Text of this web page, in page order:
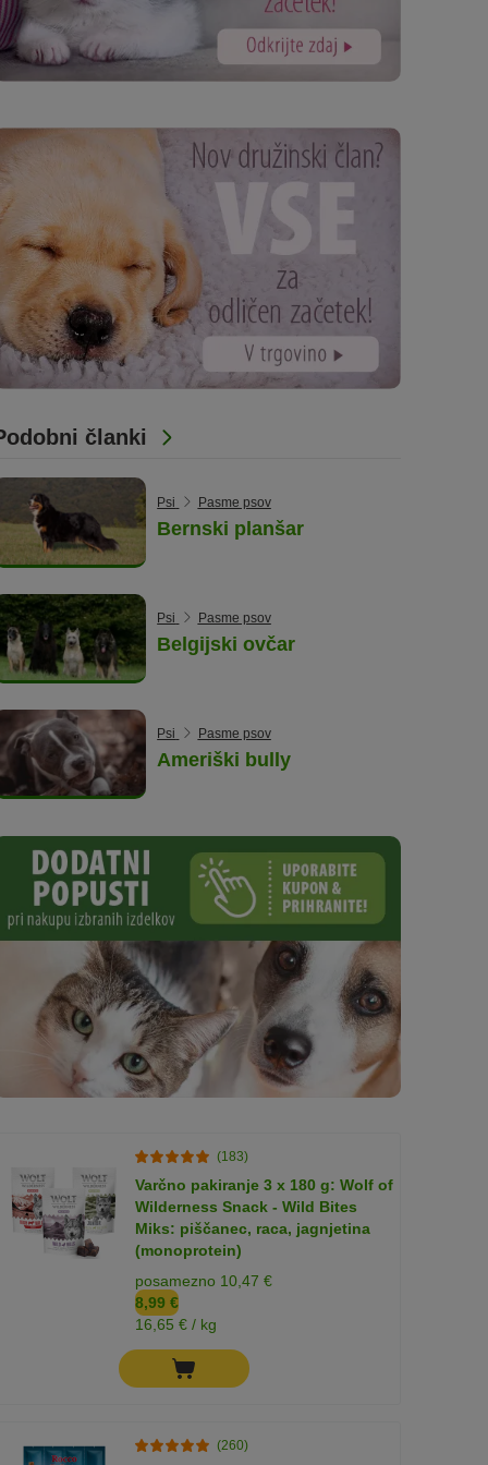
članki
Psi Pasme psov
Bernski planšar
Psi Pasme psov
Belgijski ovčar
Psi Pasme psov
Ameriški bully
(183)
Varčno pakiranje 3 x 180 g: Wolf of
Wilderness Snack - Wild Bites
Miks: piščanec, raca, jagnjetina
(monoprotein)
posamezno 10,47 €
8,99 €
16,65 € / kg
(260)